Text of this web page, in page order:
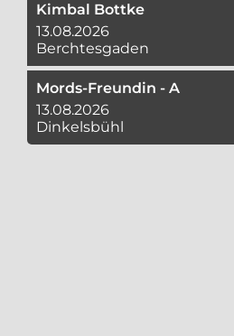
Kimbal Bottke
13.08.2026
Berchtesgaden
Mords-Freundin - A
13.08.2026
Dinkelsbühl